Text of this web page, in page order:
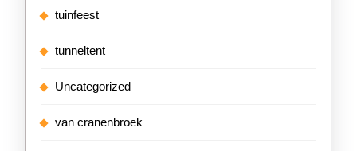
tuinfeest
tunneltent
Uncategorized
van cranenbroek